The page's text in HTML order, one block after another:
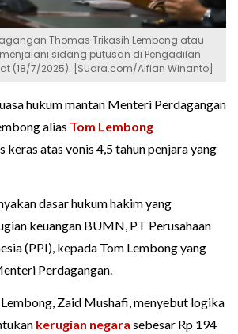
Thomas Trikasih Lembong atau
sidang putusan di Pengadilan
(18/7/2025). [Suara.com/Alfian Winanto]
hukum mantan Menteri Perdagangan
alias Tom Lembong
keras atas vonis 4,5 tahun penjara yang
dasar hukum hakim yang
keuangan BUMN, PT Perusahaan
(PPI), kepada Tom Lembong yang
Perdagangan.
Zaid Mushafi, menyebut logika
kerugian negara sebesar Rp 194